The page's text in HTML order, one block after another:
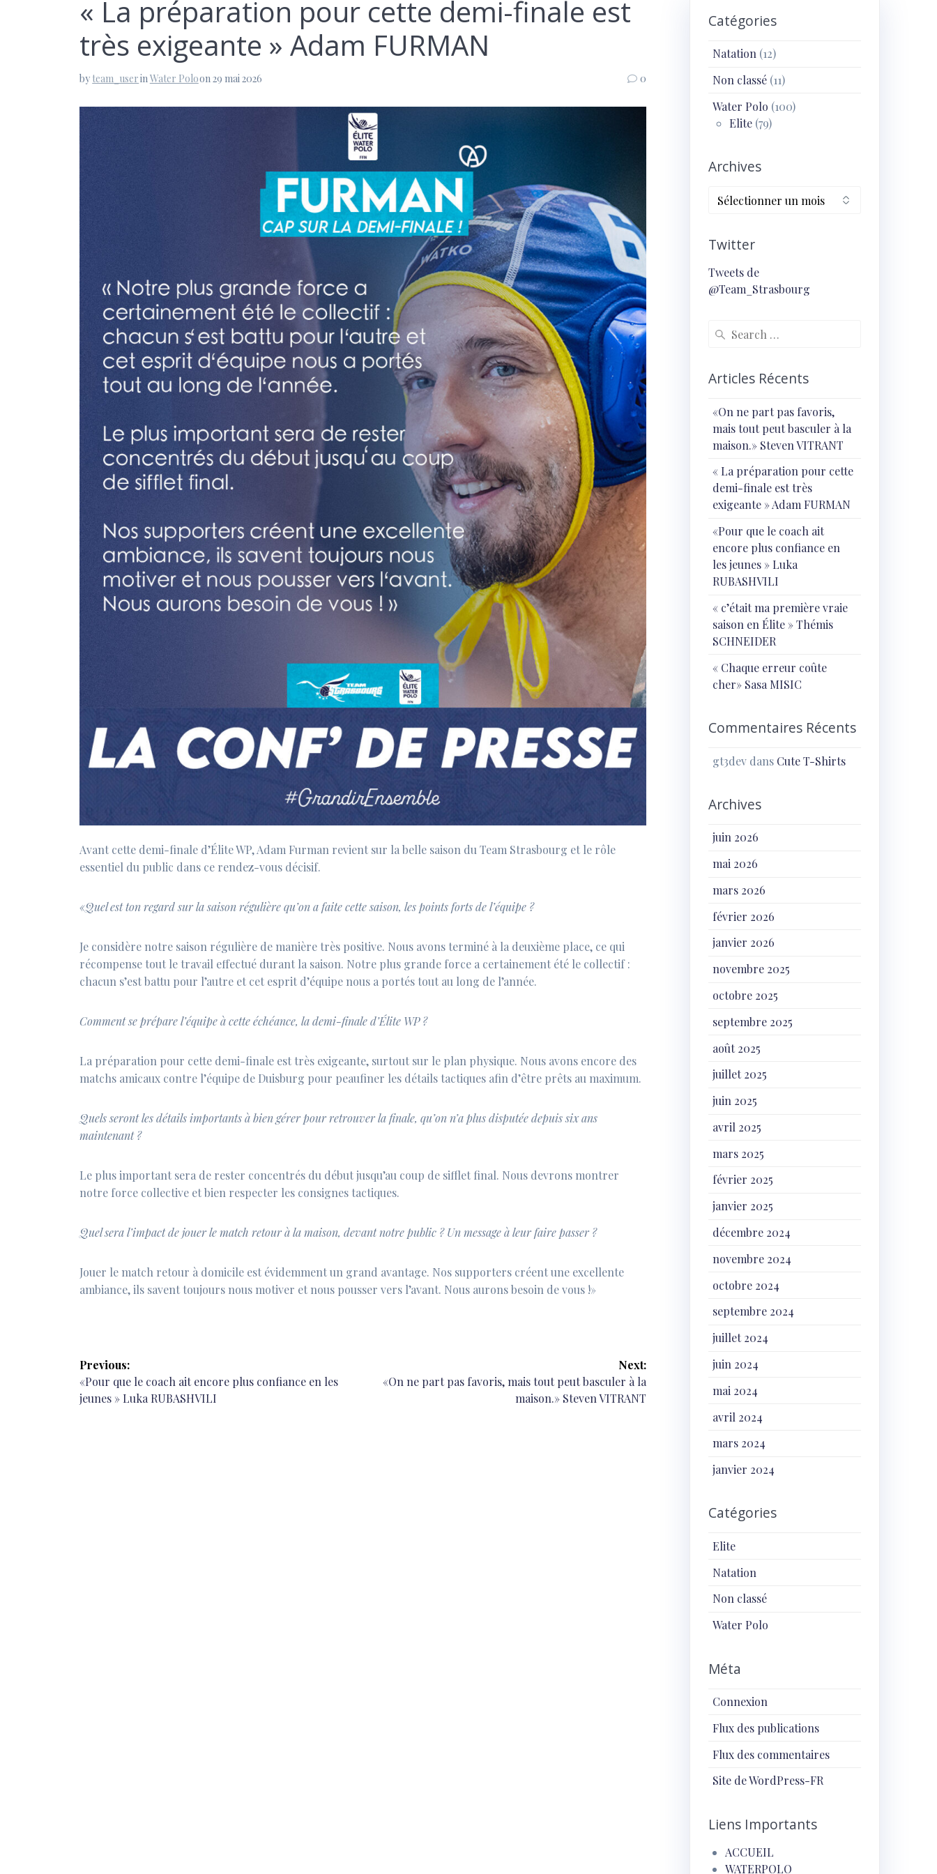
« ⁠La préparation pour cette demi-finale est
très exigeante » Adam FURMAN
by team_userinWater Poloon 29 mai 2026 0
Avant cette demi-finale d’Élite WP, Adam Furman revient sur la belle saison du Team Strasbourg et le rôle
essentiel du public dans ce rendez-vous décisif.
«Quel est ton regard sur la saison régulière qu’on a faite cette saison, les points forts de l’équipe ?
Je considère notre saison régulière de manière très positive. Nous avons terminé à la deuxième place, ce qui
récompense tout le travail effectué durant la saison. Notre plus grande force a certainement été le collectif :
chacun s’est battu pour l’autre et cet esprit d’équipe nous a portés tout au long de l’année.
Comment se prépare l’équipe à cette échéance, la demi-finale d’Élite WP ?
⁠La préparation pour cette demi-finale est très exigeante, surtout sur le plan physique. Nous avons encore des
matchs amicaux contre l’équipe de Duisburg pour peaufiner les détails tactiques afin d’être prêts au maximum.
Quels seront les détails importants à bien gérer pour retrouver la finale, qu’on n’a plus disputée depuis six ans
maintenant ?
⁠Le plus important sera de rester concentrés du début jusqu’au coup de sifflet final. Nous devrons montrer
notre force collective et bien respecter les consignes tactiques.
Quel sera l’impact de jouer le match retour à la maison, devant notre public ? Un message à leur faire passer ?
Jouer le match retour à domicile est évidemment un grand avantage. Nos supporters créent une excellente
ambiance, ils savent toujours nous motiver et nous pousser vers l’avant. Nous aurons besoin de vous !»
Navigation
de
Previous:
Previous
post:
«Pour que le coach ait encore plus confiance en les
jeunes » Luka RUBASHVILI
Next:
Next
«On ne part pas favoris, mais tout peut basculer à la
maison.» Steven VITRANT
Catégories
Natation (12)
Non classé (11)
Water Polo (100)
Elite (79)
Archives
Archives
Twitter
Tweets de
@Team_Strasbourg
Search
Articles Récents
«On ne part pas favoris,
mais tout peut basculer à la
maison.» Steven VITRANT
« ⁠La préparation pour cette
demi-finale est très
exigeante » Adam FURMAN
«Pour que le coach ait
encore plus confiance en
les jeunes » Luka
RUBASHVILI
« c’était ma première vraie
saison en Élite » Thémis
SCHNEIDER
« Chaque erreur coûte
cher» Sasa MISIC
Commentaires Récents
gt3dev dans Cute T-Shirts
Archives
juin 2026
mai 2026
mars 2026
février 2026
janvier 2026
novembre 2025
octobre 2025
septembre 2025
août 2025
juillet 2025
juin 2025
avril 2025
mars 2025
février 2025
janvier 2025
décembre 2024
novembre 2024
octobre 2024
septembre 2024
juillet 2024
juin 2024
mai 2024
avril 2024
mars 2024
janvier 2024
Catégories
Elite
Natation
Non classé
Water Polo
Méta
Connexion
Flux des publications
Flux des commentaires
Site de WordPress-FR
Liens Importants
ACCUEIL
WATERPOLO